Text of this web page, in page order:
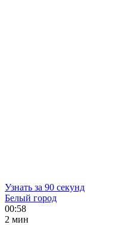
Узнать за 90 секунд
Белый город
00:58
2 мин